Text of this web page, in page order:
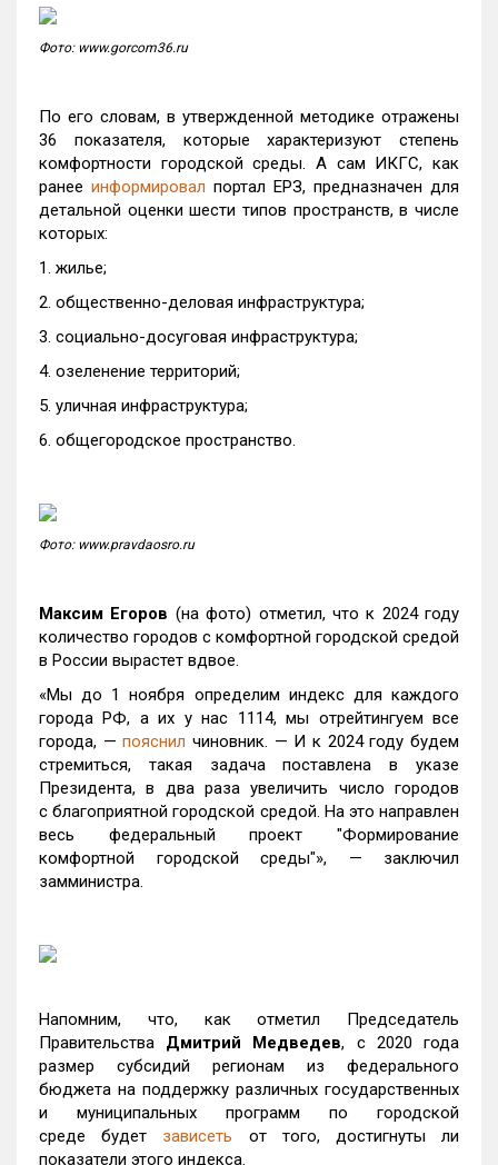
Фото: www.gorcom36.ru
По его словам, в утвержденной методике отражены
36 показателя, которые характеризуют степень
комфортности городской среды. А сам ИКГС, как
ранее информировал портал ЕРЗ, предназначен для
детальной оценки шести типов пространств, в числе
которых:
1. жилье;
2. общественно-деловая инфраструктура;
3. социально-досуговая инфраструктура;
4. озеленение территорий;
5. уличная инфраструктура;
6. общегородское пространство.
Фото: www.pravdaosro.ru
Максим Егоров (на фото) отметил, что к 2024 году
количество городов с комфортной городской средой
в России вырастет вдвое.
«Мы до 1 ноября определим индекс для каждого
города РФ, а их у нас 1114, мы отрейтингуем все
города, —пояснил чиновник. — И к 2024 году будем
стремиться, такая задача поставлена в указе
Президента, в два раза увеличить число городов
с благоприятной городской средой. На это направлен
весь федеральный проект "Формирование
комфортной городской среды"», — заключил
замминистра.
Напомним, что, как отметил Председатель
Правительства Дмитрий Медведев, с 2020 года
размер субсидий регионам из федерального
бюджета на поддержку различных государственных
и муниципальных программ по городской
среде будет зависеть от того, достигнуты ли
показатели этого индекса.